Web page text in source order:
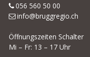
056 560 50 00
info@bruggregio.ch
Öffnungszeiten Schalter
Mi – Fr: 13 – 17 Uhr